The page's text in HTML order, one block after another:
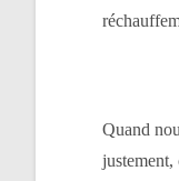
Quand
justement,